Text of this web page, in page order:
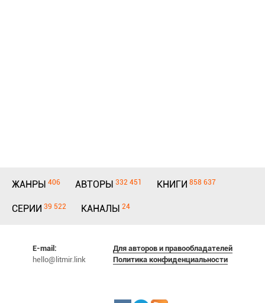
ЖАНРЫ 406 АВТОРЫ 332 451 КНИГИ 858 637
СЕРИИ 39 522 КАНАЛЫ 24
E-mail:
hello@litmir.link
Для авторов и правообладателей
Политика конфиденциальности